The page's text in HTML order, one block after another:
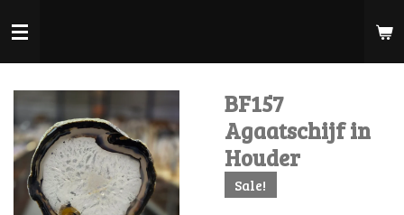
direct
BF157
Agaatschijf in
Houder
Sale!